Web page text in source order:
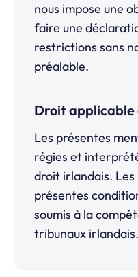
nous impose une
faire une
restrictions sans
préalable.
Droit
Les présentes
régies et
droit irlandais.
présentes
soumis à la
tribunaux irlandais.